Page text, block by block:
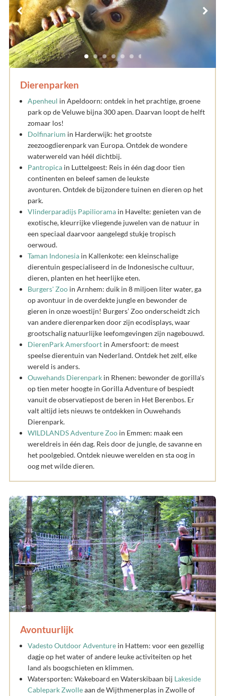
Dierenparken
Apenheul in Apeldoorn: ontdek in het prachtige, groene
park op de Veluwe bijna 300 apen. Daarvan loopt de helft
zomaar los!
Dolfinarium in Harderwijk: het grootste
zeezoogdierenpark van Europa. Ontdek de wondere
waterwereld van héél dichtbij.
Pantropica in Luttelgeest: Reis in één dag door tien
continenten en beleef samen de leukste
avonturen. Ontdek de bijzondere tuinen en dieren op het
park.
Vlinderparadijs Papiliorama in Havelte: genieten van de
exotische, kleurrijke vliegende juwelen van de natuur in
een speciaal daarvoor aangelegd stukje tropisch
oerwoud.
Taman Indonesia in Kallenkote: een kleinschalige
dierentuin gespecialiseerd in de Indonesische cultuur,
dieren, planten en het heerlijke eten.
Burgers' Zoo in Arnhem: duik in 8 miljoen liter water, ga
op avontuur in de overdekte jungle en bewonder de
gieren in onze woestijn! Burgers’ Zoo onderscheidt zich
van andere dierenparken door zijn ecodisplays, waar
grootschalig natuurlijke leefomgevingen zijn nagebouwd.
DierenPark Amersfoort in Amersfoort: de meest
speelse dierentuin van Nederland. Ontdek het zelf, elke
wereld is anders.
Ouwehands Dierenpark in Rhenen: bewonder de gorilla's
op tien meter hoogte in Gorilla Adventure of bespiedt
vanuit de observatiepost de beren in Het Berenbos. Er
valt altijd iets nieuws te ontdekken in Ouwehands
Dierenpark.
WILDLANDS Adventure Zoo in Emmen: maak een
wereldreis in één dag. Reis door de jungle, de savanne en
het poolgebied. Ontdek nieuwe werelden en sta oog in
oog met wilde dieren.
Avontuurlijk
Vadesto Outdoor Adventure in Hattem: voor een gezellig
dagje op het water of andere leuke activiteiten op het
land als boogschieten en klimmen.
Watersporten: Wakeboard en Waterskibaan bij Lakeside
Cablepark Zwolleaan de Wijthmenerplas in Zwolle of